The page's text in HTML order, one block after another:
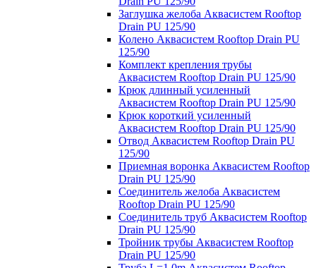
Заглушка желоба Аквасистем Rooftop
Drain PU 125/90
Колено Аквасистем Rooftop Drain PU
125/90
Комплект крепления трубы
Аквасистем Rooftop Drain PU 125/90
Крюк длинный усиленный
Аквасистем Rooftop Drain PU 125/90
Крюк короткий усиленный
Аквасистем Rooftop Drain PU 125/90
Отвод Аквасистем Rooftop Drain PU
125/90
Приемная воронка Аквасистем Rooftop
Drain PU 125/90
Соединитель желоба Аквасистем
Rooftop Drain PU 125/90
Соединитель труб Аквасистем Rooftop
Drain PU 125/90
Тройник трубы Аквасистем Rooftop
Drain PU 125/90